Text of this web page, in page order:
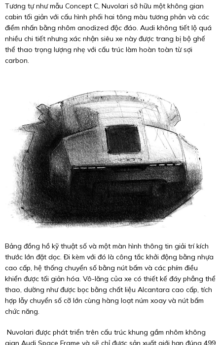
Tương tự như mẫu Concept C, Nuvolari sở hữu một không gian
cabin tối giản với cấu hình phối hai tông màu tương phản và các
điểm nhấn bằng nhôm anodized độc đáo. Audi không tiết lộ quá
nhiều chi tiết nhưng xác nhận siêu xe này được trang bị bộ ghế
thể thao trọng lượng nhẹ với cấu trúc làm hoàn toàn từ sợi
carbon.
Bảng đồng hồ kỹ thuật số và một màn hình thông tin giải trí kích
thước lớn đặt dọc. Đi kèm với đó là công tắc khởi động bằng nhựa
cao cấp, hệ thống chuyển số bằng nút bấm và các phím điều
khiển được tối giản hóa. Vô-lăng của xe có thiết kế đáy phẳng thể
thao, dường như được bọc bằng chất liệu Alcantara cao cấp, tích
hợp lẫy chuyển số cỡ lớn cùng hàng loạt núm xoay và nút bấm
chức năng.
Nuvolari được phát triển trên cấu trúc khung gầm nhôm không
gian Audi Space Frame và sẽ chỉ được sản xuất giới hạn đúng 499